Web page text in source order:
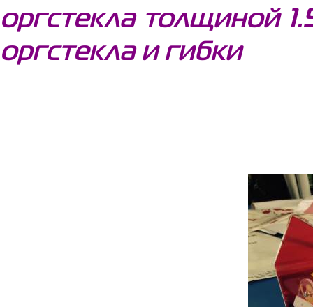
оргстекла толщиной
оргстекла и гибки